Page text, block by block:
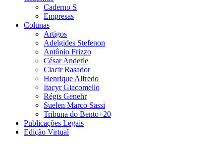
Caderno S
Empresas
Colunas
Artigos
Adelgides Stefenon
Antônio Frizzo
César Anderle
Clacir Rasador
Henrique Alfredo
Itacyr Giacomello
Régis Genehr
Suelen Marco Sassi
Tribuna do Bento+20
Publicações Legais
Edição Virtual